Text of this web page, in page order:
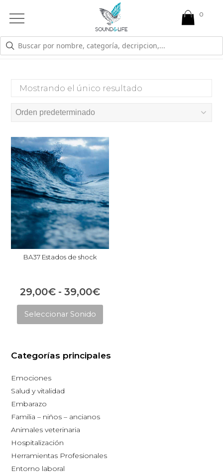
Open
Menu
POSCIRUGIAS
Mostrando el único resultado
BA37 Estados de shock
29,00€ - 39,00€Rango
de
precios:
29,00€
Seleccionar Sonido
Este
variantes.
página
Categorías principales
Emociones
Salud y vitalidad
Embarazo
Familia – niños – ancianos
Animales veterinaria
Hospitalización
Herramientas Profesionales
Entorno laboral
0